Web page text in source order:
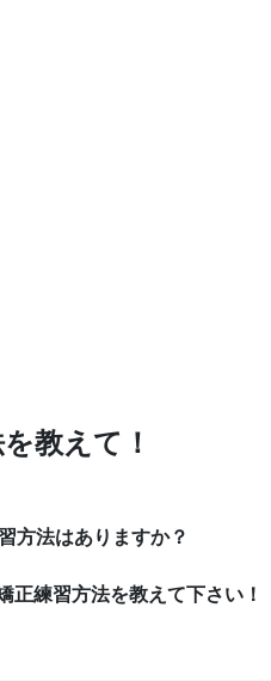
教えて！
方法はありますか？
練習方法を教えて下さい！